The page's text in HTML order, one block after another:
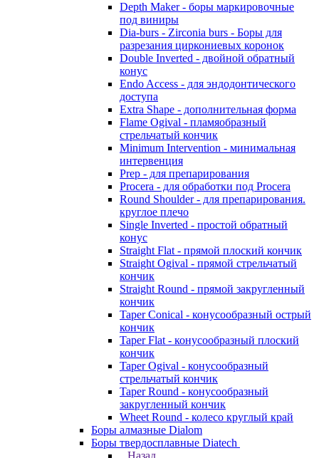
Depth Maker - боры маркировочные
под виниры
Dia-burs - Zirconia burs - Боры для
разрезания циркониевых коронок
Double Inverted - двойной обратный
конус
Endo Access - для эндодонтического
доступа
Extra Shape - дополнительная форма
Flame Ogival - пламяобразный
стрельчатый кончик
Minimum Intervention - минимальная
интервенция
Prep - для препарирования
Procera - для обработки под Procera
Round Shoulder - для препарирования.
круглое плечо
Single Inverted - простой обратный
конус
Straight Flat - прямой плоский кончик
Straight Ogival - прямой стрельчатый
кончик
Straight Round - прямой закругленный
кончик
Taper Conical - конусообразный острый
кончик
Taper Flat - конусообразный плоский
кончик
Taper Ogival - конусообразный
стрельчатый кончик
Taper Round - конусообразный
закругленный кончик
Wheet Round - колесо круглый край
Боры алмазные Dialom
Боры твердосплавные Diatech
Назад